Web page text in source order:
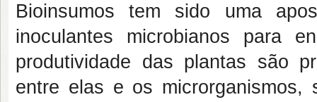
Bioinsumos tem sido uma
inoculantes microbianos para
produtividade das plantas são
entre elas e os microrganismos,